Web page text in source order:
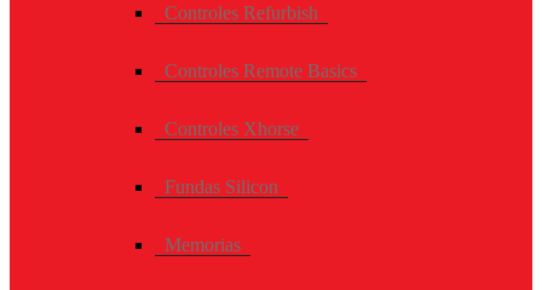
Controles Refurbish
Controles Remote Basics
Controles Xhorse
Fundas Silicon
Memorias